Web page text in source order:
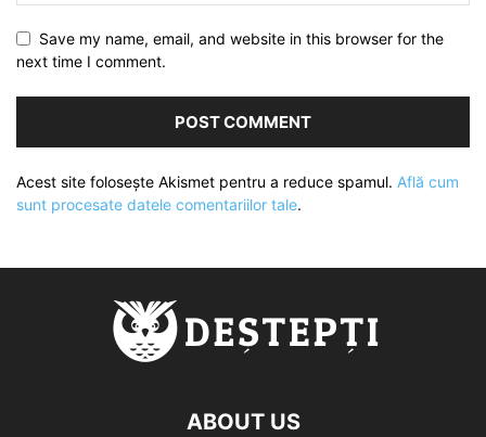
Save my name, email, and website in this browser for the
next time I comment.
Acest site folosește Akismet pentru a reduce spamul. Află cum
sunt procesate datele comentariilor tale.
ABOUT US